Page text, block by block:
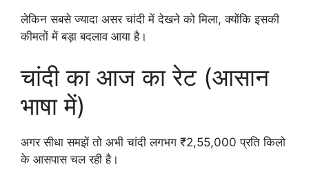
लेकिन सबसे ज्यादा असर चांदी में देखने को मिला, क्योंकि इसकी
कीमतों में बड़ा बदलाव आया है।
चांदी का आज का रेट (आसान
भाषा में)
अगर सीधा समझें तो अभी चांदी लगभग ₹2,55,000 प्रति किलो
के आसपास चल रही है।